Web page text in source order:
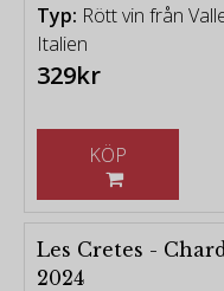
Typ: Rött vin från
Italien
329kr
Les Cretes -
2024